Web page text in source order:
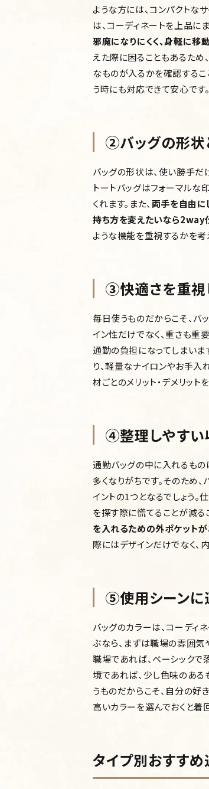
ような方には、コンパクトな
は、コーディネートを上品に
邪魔になりにくく、身軽に移
えた際に困ることもあるため
なものが入るかを確認するこ
う時にも対応できて安心です。
②バッグの形状
バッグの形状は、使い勝手だ
トートバッグはフォーマル
くれます。また、 両手を自由に
持ち方を変えたいなら2way
ような機能を重視するかを考
③快適さを重視
毎日使うものだからこそ、バ
イン性だけでなく、重さも重
通勤の負担になってしまいま
り、軽量なナイロンやお手入
材ごとのメリット・デメリッ
④整理しやすい
通勤バッグの中に入れるもの
多くなりがちです。そのため
イントの1つとなるでしょう
を探す際に慌てることが減る
を入れるための外ポケットが
際にはデザインだけでなく、
⑤使用シーンに
バッグのカラーは、コーディ
ぶなら、まずは職場の雰囲気
職場であれば、ベーシックで
境であれば、少し色味のある
うものだからこそ、自分の
高いカラーを選んでおくと着
タイプ別おすす